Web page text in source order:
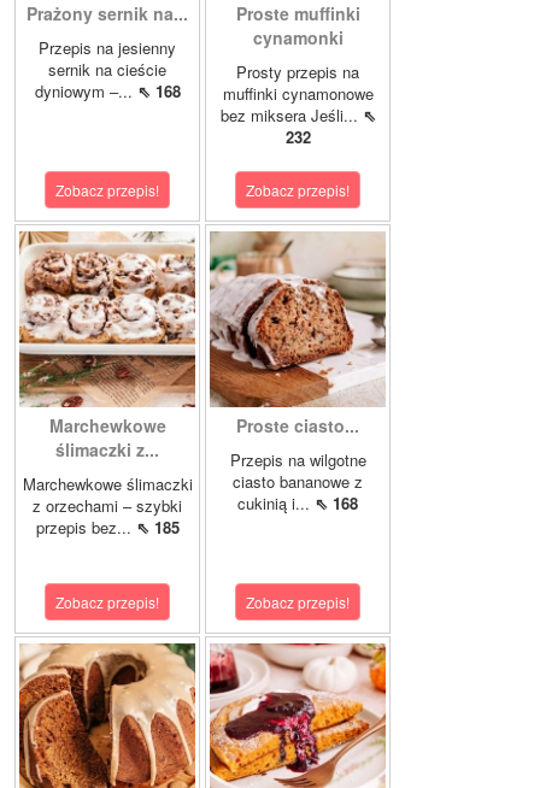
Prażony sernik na...
Przepis na jesienny
sernik na cieście
dyniowym –... ⇖ 168
Zobacz przepis!
Proste muffinki
cynamonki
Prosty przepis na
muffinki cynamonowe
bez miksera Jeśli... ⇖
232
Zobacz przepis!
Marchewkowe
ślimaczki z...
Marchewkowe ślimaczki
z orzechami – szybki
przepis bez... ⇖ 185
Zobacz przepis!
Proste ciasto...
Przepis na wilgotne
ciasto bananowe z
cukinią i... ⇖ 168
Zobacz przepis!